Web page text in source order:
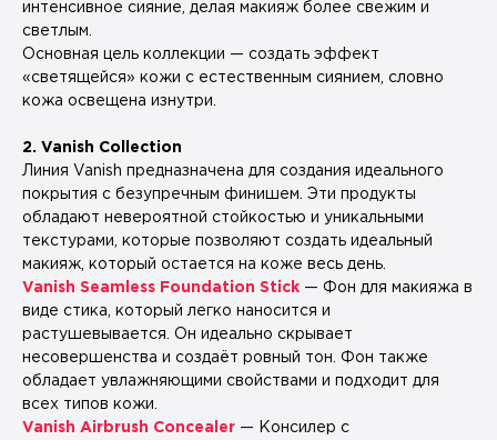
интенсивное сияние, делая макияж более свежим и
светлым.
Основная цель коллекции — создать эффект
«светящейся» кожи с естественным сиянием, словно
кожа освещена изнутри.
2. Vanish Collection
Линия Vanish предназначена для создания идеального
покрытия с безупречным финишем. Эти продукты
обладают невероятной стойкостью и уникальными
текстурами, которые позволяют создать идеальный
макияж, который остается на коже весь день.
Vanish Seamless Foundation Stick — Фон для макияжа в
виде стика, который легко наносится и
растушевывается. Он идеально скрывает
несовершенства и создаёт ровный тон. Фон также
обладает увлажняющими свойствами и подходит для
всех типов кожи.
Vanish Airbrush Concealer — Консилер с